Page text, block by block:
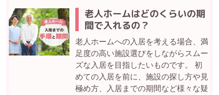
老人ホームはどのくらいの期
間で入れるの？
老人ホームへの入居を考える場合、満
足度の高い施設選びをしながらスムー
ズな入居を目指したいものです。 初
めての入居を前に、施設の探し方や見
極め方、入居までの期間など様々な疑